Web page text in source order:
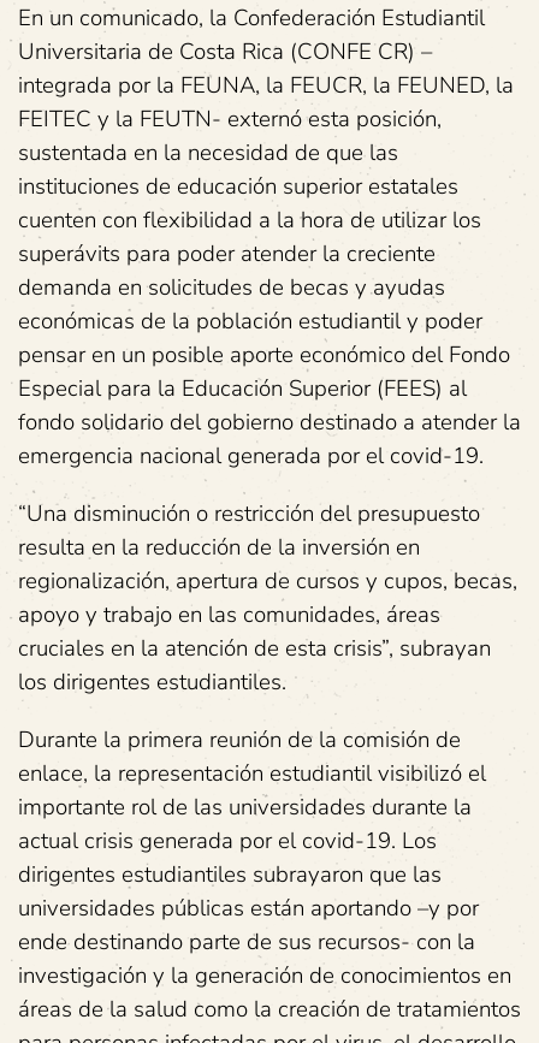
En un comunicado, la Confederación Estudiantil
Universitaria de Costa Rica (CONFE CR) –
integrada por la FEUNA, la FEUCR, la FEUNED, la
FEITEC y la FEUTN- externó esta posición,
sustentada en la necesidad de que las
instituciones de educación superior estatales
cuenten con flexibilidad a la hora de utilizar los
superávits para poder atender la creciente
demanda en solicitudes de becas y ayudas
económicas de la población estudiantil y poder
pensar en un posible aporte económico del Fondo
Especial para la Educación Superior (FEES) al
fondo solidario del gobierno destinado a atender la
emergencia nacional generada por el covid-19.
“Una disminución o restricción del presupuesto
resulta en la reducción de la inversión en
regionalización, apertura de cursos y cupos, becas,
apoyo y trabajo en las comunidades, áreas
cruciales en la atención de esta crisis”, subrayan
los dirigentes estudiantiles.
Durante la primera reunión de la comisión de
enlace, la representación estudiantil visibilizó el
importante rol de las universidades durante la
actual crisis generada por el covid-19. Los
dirigentes estudiantiles subrayaron que las
universidades públicas están aportando –y por
ende destinando parte de sus recursos- con la
investigación y la generación de conocimientos en
áreas de la salud como la creación de tratamientos